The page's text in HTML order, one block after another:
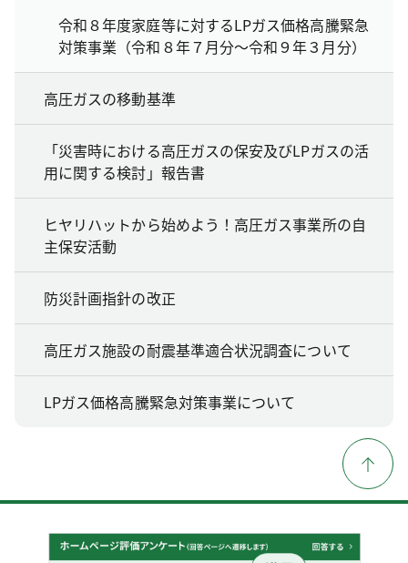
令和８年度家庭等に対するLPガス価格高騰緊急
対策事業（令和８年７月分～令和９年３月分）
高圧ガスの移動基準
「災害時における高圧ガスの保安及びLPガスの活
用に関する検討」報告書
ヒヤリハットから始めよう！高圧ガス事業所の自
主保安活動
防災計画指針の改正
高圧ガス施設の耐震基準適合状況調査について
LPガス価格高騰緊急対策事業について